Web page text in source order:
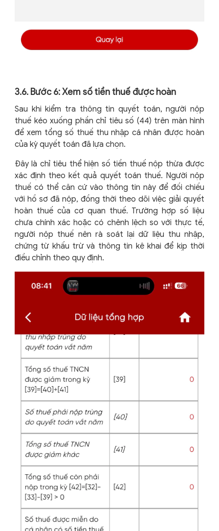
3.6. Bước 6: Xem số tiền thuế được hoàn
Sau khi kiểm tra thông tin quyết toán, người nộp
thuế kéo xuống phần chỉ tiêu số (44) trên màn hình
để xem tổng số thuế thu nhập cá nhân được hoàn
của kỳ quyết toán đã lựa chọn.
Đây là chỉ tiêu thể hiện số tiền thuế nộp thừa được
xác định theo kết quả quyết toán thuế. Người nộp
thuế có thể căn cứ vào thông tin này để đối chiếu
với hồ sơ đã nộp, đồng thời theo dõi việc giải quyết
hoàn thuế của cơ quan thuế. Trường hợp số liệu
chưa chính xác hoặc có chênh lệch so với thực tế,
người nộp thuế nên rà soát lại dữ liệu thu nhập,
chứng từ khấu trừ và thông tin kê khai để kịp thời
điều chỉnh theo quy định.